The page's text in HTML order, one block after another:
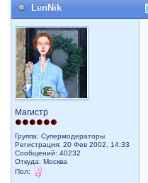
LenNik
Магистр
Группа: Супермодераторы
Регистрация: 20 Фев 2002, 14:33
Сообщений: 40232
Откуда: Москва
Пол: